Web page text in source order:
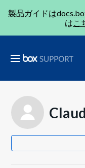
製品ガイドは
はこ